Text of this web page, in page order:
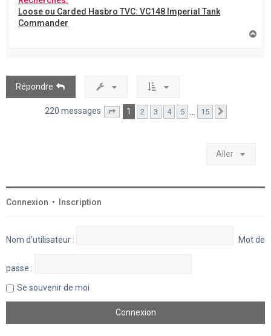
Loose ou Carded Hasbro TVC: VC148 Imperial Tank
Commander
Répondre
220 messages Page sur15
1 2 3 4 5 15
Aller
Connexion • Inscription
Nom d’utilisateur : Mot de
passe :
Se souvenir de moi